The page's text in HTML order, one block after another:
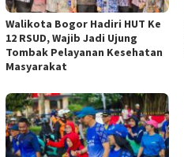
Walikota Bogor Hadiri HUT Ke
12 RSUD, Wajib Jadi Ujung
Tombak Pelayanan Kesehatan
Masyarakat